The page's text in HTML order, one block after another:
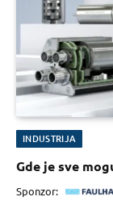
INDUSTRIJA
Gde je sve
Sponzor: